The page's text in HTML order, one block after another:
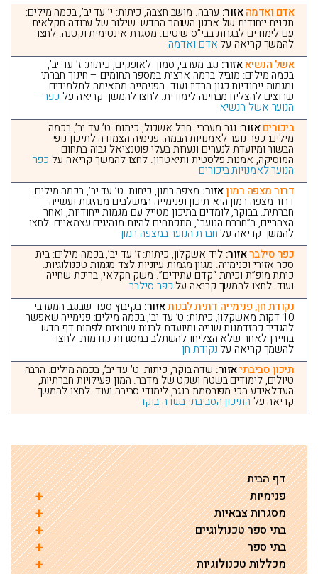
אדם ואדמהאזור: ערבה. מושב חצבה, כיתות: י’ עד יב’, בכמה מילים:
תכנית ייחודית של ארגון השומר החדש. שילוב של עבודה חקלאית
עם לימודים לבגרות בבי”ס שיטים. מסגרת אינטימית וקטנה. לחצו
להמשך קריאה עלאדם ואדמה
אשל הנשיאאזור: נגב מערבי, סמוך לאופקים, כיתות: ז’ עד יב’,
בכמה מילים: מוביל ברמה ארצית במספר תחומים – חינוך חברתי
ומגמות ייחודיות כגון הרדיו ועוד. הפנימייה מתאימה לתלמידים
שרוצים להצליח מבחינה לימודית. לחצו להמשך קריאה על כפר
הנוער אשל הנשיא
ביכוריםאזור: נגב מערבי. חבל אשכול, כיתות: ט’ עד יב’, בכמה
מילים: כפר נוער לאמנויות הבמה. פנימיה הצמודה לתיכון נופי
הבשור ומיועדת לנערים ונערות בעלי פוטנציאל גבוה בתחום
המוסיקה, אמנות פלסטית ותיאטרון. לחצו להמשך קריאה על כפר
הנוער לאמנויות ביכורים
דרור מצפה רמוןאזור: מצפה רמון, כיתות: ט’ עד יב’, בכמה מילים:
דרור מצפה רמון היא תיכון ופנימייה המשלבים מנהיגות ועשייה
חברתית. בבוקר, לומדים בתיכון מטייל עם מגמות ייחודיות, ואחר
הצהריים, ב”חברת הנוער”, מתפתחים להיות מנהיגים עצמאיים. לחצו
להמשך קריאה עלחברת הנוער במצפה רמון
כפר סילבראזור: ליד אשקלון, כיתות: ז’ עד יב’, בכמה מילים: בית
ספר אזורי ופנימייה. מגוון מגמות עיוניות לצד מגמות טכנולוגיות.
כיתת מופ”ת וכיתת “קדם עתידים”. משק חקלאי, בריכת שחייה
ועוד. לחצו להמשך קריאה עלכפר סילבר
נקודת חן, פנימייה דתית לבנותאזור: בקיבוץ סעד שבנגב המערבי
10 דקות מאשקלון, כיתות: ט’ עד יב’, בכמה מילים: פנימייה שאפשר
להגדיר כהזדמנות שנייה ומיועדת לבנות שרוצות לפתוח דף חדש
בחייהן לאחר שלא הצליחו להשתלב במסגרות קודמות. לחצו
להשמך קריאה עלנקודת חן
תיכון סביבתיאזור: שדה בוקר, כיתות: ט’ עד יב’, בכמה מילים: הרבה
טיולים, לימודים בשטח ושקט של מדבר. המון פעילויות חברתיות,
העדלאידע הכי מפורסמת בנגב, לימודי סביבה ועוד. לחצו להמשך
קריאה על התיכון הסביבתי בשדה בוקר
דף הבית
פנימיות
אורט יד ליבוביץ – פנימיה אחרת
פנימיית אורט נתניה – תיאטרון | כפר נוער
פנימיית אורט נתניה – מגמות
פנימיית אורט נתניה – כדורגל
אשל הנשיא
אשל הנשיא – מגמות לימוד
פנימיית כדורי
בית ספר כדורי
גן ונוף פתח תקווה
מסגרות צבאיות
אורט ימי אשדוד – קציני ים
שייט- אורט ימי אשדוד
אורט ימי אשדוד
קציני ים עכו
קציני ים עכו-פיקוד
פנימיית חיל החימוש
בתי ספר טכנולוגיים
בית ספר טכנולוגי
תיכון מקצועי
בתי ספר
תיכונים
מכללות טכנולוגיות